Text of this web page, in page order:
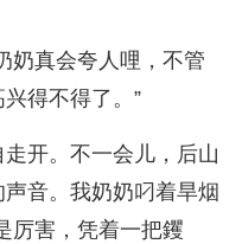
奶真会夸人哩，不管
得不得了。”
开。不一会儿，后山
音。我奶奶叼着旱烟
厉害，凭着一把钁